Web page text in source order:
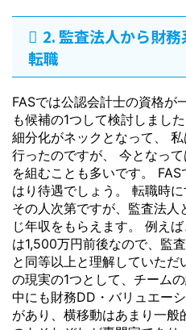
2. 監査法人から財
転職
FASでは公認会計士の資格が
も候補の1つして検討しまし
細分化がネックとなって、
行ったのですが、 今となっ
を組むことも多いです。
はり待遇でしょう。 転職時
その人次第ですが、監査法人
じ年収をもらえます。 例え
は1,500万円前後なので、監
と同等以上と理解していた
の現実の1つとして、チーム
中にも財務DD・バリュエー
があり、横移動はあまり一般